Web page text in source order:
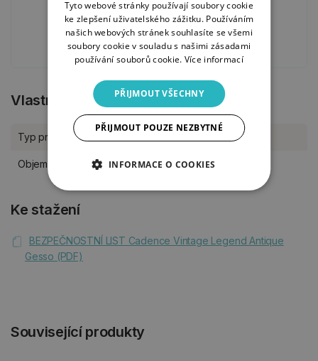
8. 11. 2023
ADVENTNÍ TVOŘENÍ
Vlastnosti produktu
Typ produktu
Objem 150 ml
Ke stažení
BEZPEČNOSTNÍ LIST Cadence Vintage Legend Antique
Gesso (PDF)
Související produkty
Tyto webové stránky používají soubory cookie
ke zlepšení uživatelského zážitku. Používáním
našich webových stránek souhlasíte se všemi
soubory cookie v souladu s našimi zásadami
používání souborů cookie. Více informací
PŘIJMOUT VŠECHNY
PŘIJMOUT POUZE NEZBYTNÉ
INFORMACE O COOKIES